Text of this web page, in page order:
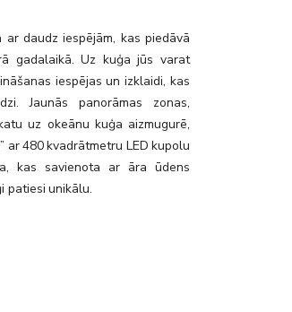
daudz iespējām, kas piedāvā
gadalaikā. Uz kuģa jūs varat
iespējas un izklaidi, kas
Jaunās panorāmas zonas,
uz okeānu kuģa aizmugurē,
ar 480 kvadrātmetru LED kupolu
kas savienota ar āra ūdens
patiesi unikālu.